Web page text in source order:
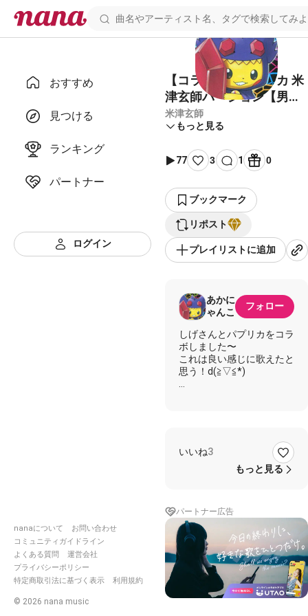
おすすめ
見つける
ランキング
パートナー
ログイン
nanaについて
お問い合わせ
コミュニティガイドライン
よくある質問
運営会社
プライバシーポリシー
特定商取引法に基づく表示
利用規約
© 2026 nana music
【コラボ済】パプリカ 米
津玄師バージョン【男性
キー】
米津玄師
もっと見る
77 3 1 0
ブックマーク
リポスト
プレイリストに追加
あかに
ゃんこ
フォロー
しげさんとパプリカをコラ
ボしました〜
これは良い感じに歌えたと
思う！d(≧▽≦*)
✨一緒に
☆曲りくねり はしゃいだ
★遊び回り 日差しの街
誰かが呼んでいる
☆夏が来る 影が立つ あな
たに会いたい
★見つけたのは一番星
明日も晴れるかな
いいね3
もっと見る
パートナー広告